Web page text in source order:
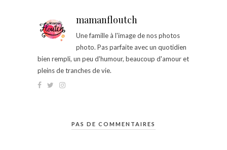
mamanfloutch
Une famille à l'image de nos photos
photo. Pas parfaite avec un quotidien
bien rempli, un peu d'humour, beaucoup d'amour et
pleins de tranches de vie.
PAS DE COMMENTAIRES